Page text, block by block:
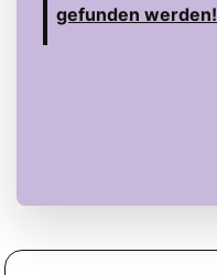
gefunden werden!